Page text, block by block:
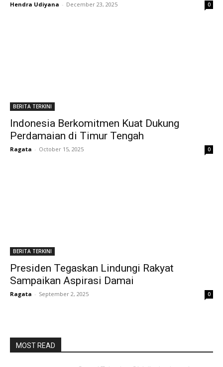
Hendra Udiyana - December 23, 2025 0
BERITA TERKINI
Indonesia Berkomitmen Kuat Dukung
Perdamaian di Timur Tengah
Ragata - October 15, 2025 0
BERITA TERKINI
Presiden Tegaskan Lindungi Rakyat
Sampaikan Aspirasi Damai
Ragata - September 2, 2025 0
MOST READ